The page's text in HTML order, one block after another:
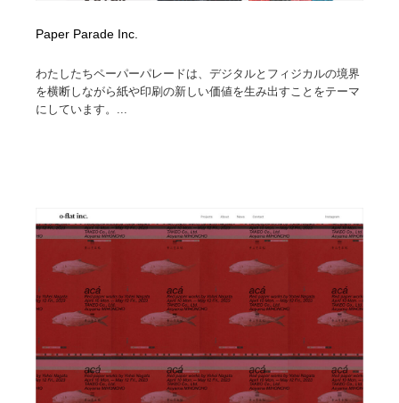
Paper Parade Inc.
わたしたちペーパーパレードは、デジタルとフィジカルの境界
を横断しながら紙や印刷の新しい価値を生み出すことをテーマ
にしています。...